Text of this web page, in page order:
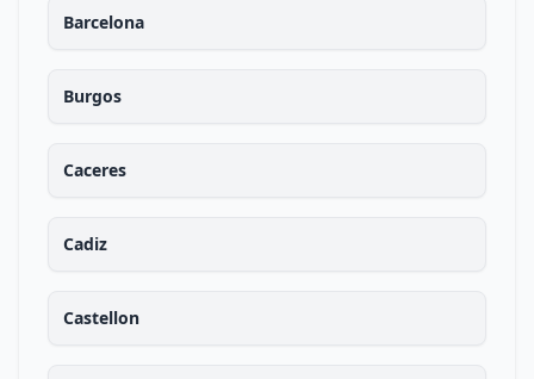
Barcelona
Burgos
Caceres
Cadiz
Castellon